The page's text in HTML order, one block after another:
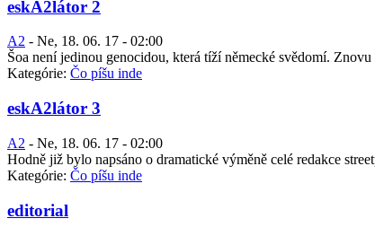
eskA2látor 2
A2 - Ne, 18. 06. 17 - 02:00
Šoa není jedinou genocidou, která tíží německé svědomí.
Kategórie: Čo píšu inde
eskA2látor 3
A2 - Ne, 18. 06. 17 - 02:00
Hodně již bylo napsáno o dramatické výměně celé redakce
Kategórie: Čo píšu inde
editorial